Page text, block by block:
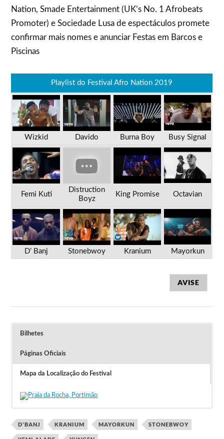
Nation, Smade Entertainment (UK’s No. 1 Afrobeats
Promoter) e Sociedade Lusa de espectáculos promete
confirmar mais nomes e anunciar Festas em Barcos e
Piscinas
Playlist do Festival Afro Nation 2019
Wizkid Davido Burna Boy Busy Signal
Femi Kuti
Distruction
Boyz
King Promise Octavian
D’ Banj Stonebwoy Kranium Mayorkun
AVISE
Bilhetes
Páginas Oficiais
Mapa da Localização do Festival
Bilhetes à venda a partir das 9 horas de 1 de
Bilheteira online no Site Oficial
D'BANJ KRANIUM MAYORKUN STONEBWOY